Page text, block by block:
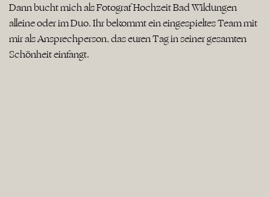
Dann bucht mich als Fotograf Hochzeit Bad Wildungen
alleine oder im Duo. Ihr bekommt ein eingespieltes Team mit
mir als Ansprechperson, das euren Tag in seiner gesamten
Schönheit einfängt.